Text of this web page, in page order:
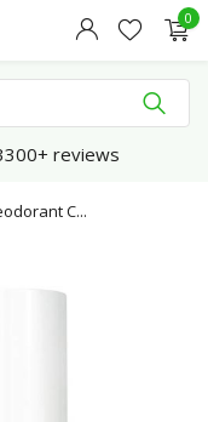
0
maandag bezorgd*
C...